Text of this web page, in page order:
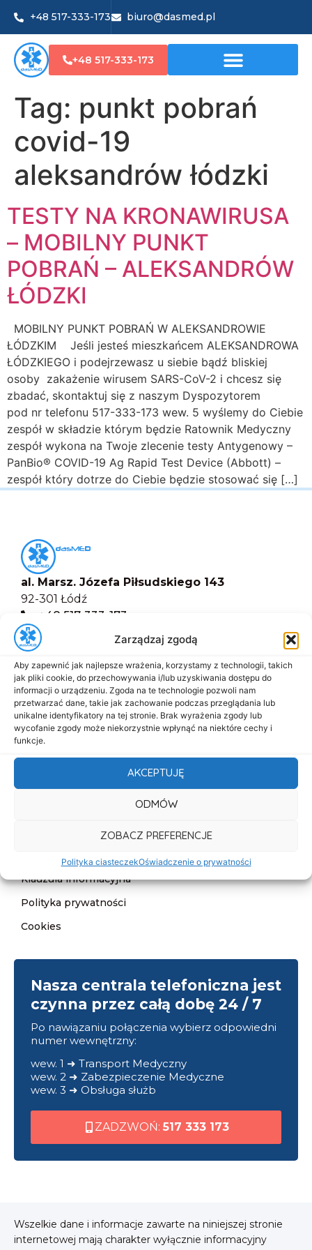
Zarządzaj zgodą
Aby zapewnić jak najlepsze wrażenia, korzystamy z technologii, takich
jak pliki cookie, do przechowywania i/lub uzyskiwania dostępu do
informacji o urządzeniu. Zgoda na te technologie pozwoli nam
przetwarzać dane, takie jak zachowanie podczas przeglądania lub
unikalne identyfikatory na tej stronie. Brak wyrażenia zgody lub
wycofanie zgody może niekorzystnie wpłynąć na niektóre cechy i
funkcje.
AKCEPTUJĘ
ODMÓW
ZOBACZ PREFERENCJE
Polityka ciasteczekOświadczenie o prywatności
+48 517-333-173 biuro@dasmed.pl
+48 517-333-173
Tag: punkt pobrań
covid-19
aleksandrów łódzki
TESTY NA KRONAWIRUSA
– MOBILNY PUNKT
POBRAŃ – ALEKSANDRÓW
ŁÓDZKI
MOBILNY PUNKT POBRAŃ W ALEKSANDROWIE
ŁÓDZKIM Jeśli jesteś mieszkańcem ALEKSANDROWA
ŁÓDZKIEGO i podejrzewasz u siebie bądź bliskiej
osoby zakażenie wirusem SARS-CoV-2 i chcesz się
zbadać, skontaktuj się z naszym Dyspozytorem
pod nr telefonu 517-333-173 wew. 5 wyślemy do Ciebie
zespół w składzie którym będzie Ratownik Medyczny
zespół wykona na Twoje zlecenie testy Antygenowy –
PanBio® COVID-19 Ag Rapid Test Device (Abbott) –
zespół który dotrze do Ciebie będzie stosować się […]
al. Marsz. Józefa Piłsudskiego 143
92-301 Łódź
+48 517-333-173
biuro@dasmed.pl
Menu
Start
O nas
Oferta
Cennik
Klauzula informacyjna
Polityka prywatności
Cookies
Nasza centrala telefoniczna jest
czynna przez całą dobę 24 / 7
Po nawiązaniu połączenia wybierz odpowiedni
numer wewnętrzny:
wew. 1 ➜ Transport Medyczny
wew. 2 ➜ Zabezpieczenie Medyczne
wew. 3 ➜ Obsługa służb
ZADZWOŃ: 517 333 173
Wszelkie dane i informacje zawarte na niniejszej stronie
internetowej mają charakter wyłącznie informacyjny